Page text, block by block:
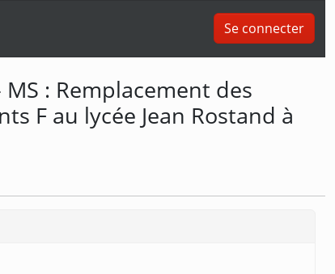
Se connecter
: Remplacement des
F au lycée Jean Rostand à